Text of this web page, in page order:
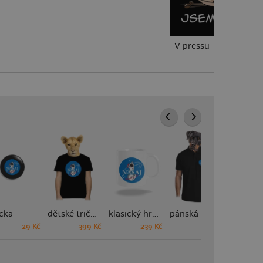
V pressu
29 Kč
dětské tričko
399 Kč
klasický hrnek
239 Kč 449 Kč